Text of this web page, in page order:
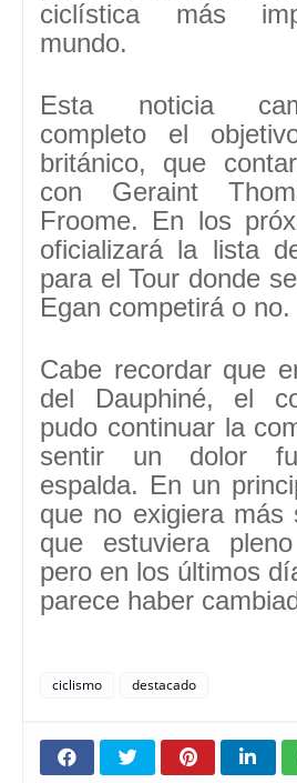
ciclística más
mundo.
Esta noticia
completo el
británico, que
con Geraint
Froome. En los
oficializará la lista
para el Tour donde
Egan competirá o no.
Cabe recordar que
del Dauphiné, el
pudo continuar la
sentir un dolor
espalda. En un
que no exigiera más
que estuviera
pero en los últimos
parece haber
ciclismo destacado